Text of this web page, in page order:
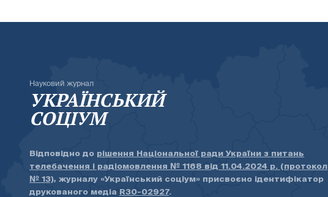
Науковий журнал
УКРАЇНСЬКИЙ
СОЦІУМ
Відповідно до рішення Національної ради України з питань
телебачення і радіомовлення № 1168 від 11.04.2024 р. (протокол
№ 13), журналу «Український соціум» присвоєно ідентифікатор
друкованого медіа R30-02927.